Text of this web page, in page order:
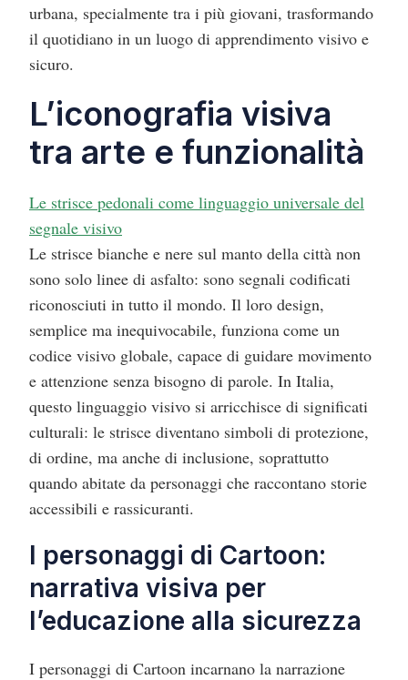
urbana, specialmente tra i più giovani, trasformando
il quotidiano in un luogo di apprendimento visivo e
sicuro.
L’iconografia visiva
tra arte e funzionalità
Le strisce pedonali come linguaggio universale del
segnale visivo
Le strisce bianche e nere sul manto della città non
sono solo linee di asfalto: sono segnali codificati
riconosciuti in tutto il mondo. Il loro design,
semplice ma inequivocabile, funziona come un
codice visivo globale, capace di guidare movimento
e attenzione senza bisogno di parole. In Italia,
questo linguaggio visivo si arricchisce di significati
culturali: le strisce diventano simboli di protezione,
di ordine, ma anche di inclusione, soprattutto
quando abitate da personaggi che raccontano storie
accessibili e rassicuranti.
I personaggi di Cartoon:
narrativa visiva per
l’educazione alla sicurezza
I personaggi di Cartoon incarnano la narrazione